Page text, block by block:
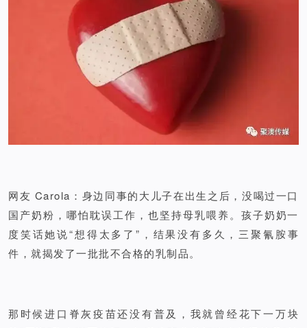
网友 Carola：身边同事的大儿子在出生之后，没喝过一口
国产奶粉，哪怕耽误工作，也坚持母乳喂养。孩子奶奶一
度笑话她说“想得太多了”，结果没有多久，三聚氰胺事
件，就揭发了一批批不合格的乳制品。
那时候进口脊灰疫苗还没有普及，我就曾经花下一万块